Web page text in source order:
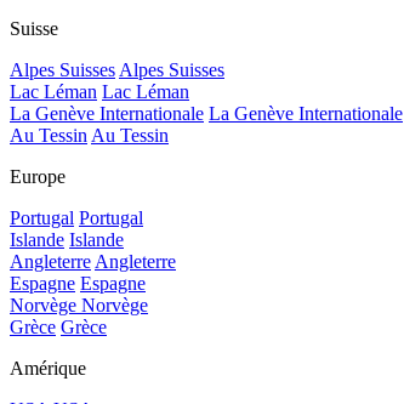
Suisse
Alpes SuissesAlpes Suisses
Lac Léman Lac Léman
La Genève Internationale La Genève Internationale
Au TessinAu Tessin
Europe
Portugal Portugal
Islande Islande
AngleterreAngleterre
Espagne Espagne
Norvège Norvège
Grèce Grèce
Amérique